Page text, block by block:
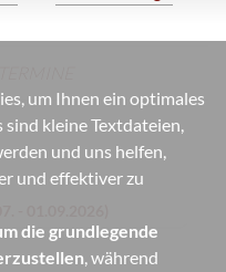
um Ihnen ein optimales
kleine Textdateien,
und uns helfen,
und effektiver zu
die grundlegende
, während